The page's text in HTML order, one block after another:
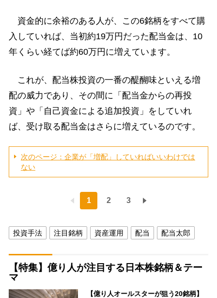
資金的に余裕のある人が、この6銘柄をすべて購
入していれば、当初約19万円だった配当金は、10
年くらい経てば約60万円に増えています。
これが、配当株投資の一番の醍醐味といえる増
配の威力であり、その間に「配当金からの再投
資」や「自己資金による追加投資」をしていれ
ば、受け取る配当金はさらに増えているのです。
次のページ：企業が「増配」していればいいわけでは
ない
1 2 3
投資手法 注目銘柄 資産運用 配当 配当太郎
【特集】億り人が注目する日本株銘柄＆テー
マ
【億り人オールスターが狙う20銘柄】